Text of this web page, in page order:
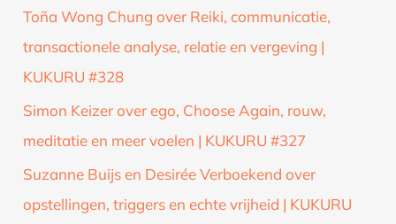
Toña Wong Chung over Reiki, communicatie,
transactionele analyse, relatie en vergeving |
KUKURU #328
Simon Keizer over ego, Choose Again, rouw,
meditatie en meer voelen | KUKURU #327
Suzanne Buijs en Desirée Verboekend over
opstellingen, triggers en echte vrijheid | KUKURU